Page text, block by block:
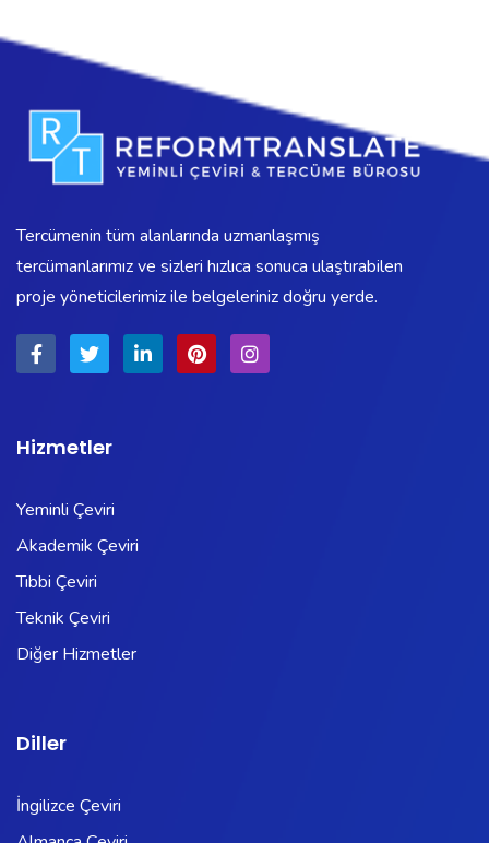
Tercümenin tüm alanlarında uzmanlaşmış
tercümanlarımız ve sizleri hızlıca sonuca ulaştırabilen
proje yöneticilerimiz ile belgeleriniz doğru yerde.
Hizmetler
Yeminli Çeviri
Akademik Çeviri
Tıbbi Çeviri
Teknik Çeviri
Diğer Hizmetler
Diller
İngilizce Çeviri